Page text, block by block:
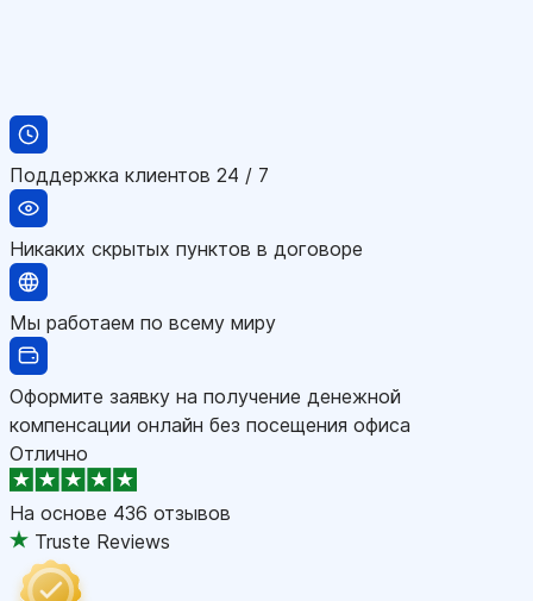
Поддержка клиентов 24 / 7
Никаких скрытых пунктов в договоре
Мы работаем по всему миру
Оформите заявку на получение денежной
компенсации онлайн без посещения офиса
Отлично
На основе 436 отзывов
Truste Reviews